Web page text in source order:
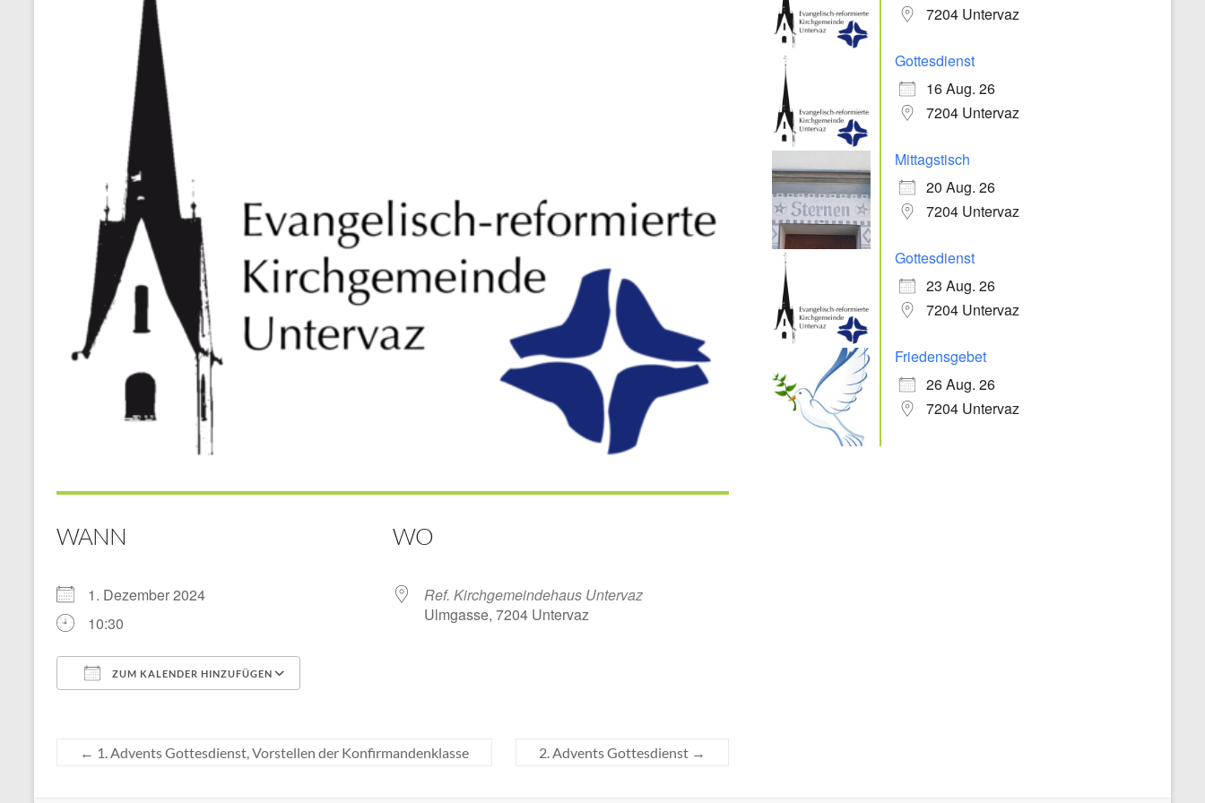
WANN
1. Dezember 2024
10:30
ZUM KALENDER HINZUFÜGEN
WO
Ref. Kirchgemeindehaus Untervaz
Ulmgasse, 7204 Untervaz
← 1. Advents Gottesdienst, Vorstellen der Konfirmandenklasse 2. Advents Gottesdienst →
7204 Untervaz
Gottesdienst
16 Aug. 26
7204 Untervaz
Mittagstisch
20 Aug. 26
7204 Untervaz
Gottesdienst
23 Aug. 26
7204 Untervaz
Friedensgebet
26 Aug. 26
7204 Untervaz